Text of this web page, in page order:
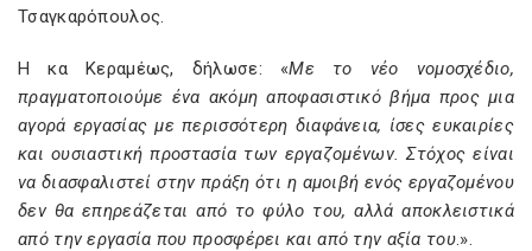
Τσαγκαρόπουλος.
Η κα Κεραμέως, δήλωσε: «Με το νέο νομοσχέδιο,
πραγματοποιούμε ένα ακόμη αποφασιστικό βήμα προς μια
αγορά εργασίας με περισσότερη διαφάνεια, ίσες ευκαιρίες
και ουσιαστική προστασία των εργαζομένων. Στόχος είναι
να διασφαλιστεί στην πράξη ότι η αμοιβή ενός εργαζομένου
δεν θα επηρεάζεται από το φύλο του, αλλά αποκλειστικά
από την εργασία που προσφέρει και από την αξία του.».